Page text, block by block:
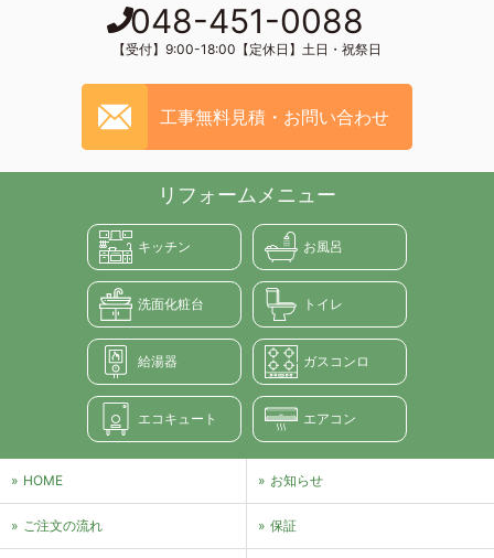
048-451-0088
【受付】9:00-18:00【定休日】土日・祝祭日
工事無料見積・お問い合わせ
リフォームメニュー
キッチン お風呂
洗面化粧台 トイレ
給湯器 ガスコンロ
エコキュート エアコン
HOME お知らせ
ご注文の流れ 保証